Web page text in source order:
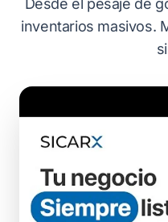
Desde el pesaje de
inventarios masivos.